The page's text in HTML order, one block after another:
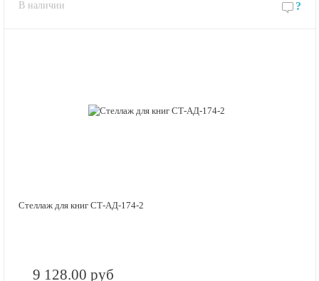
В наличии ?
Стеллаж для книг СТ-АД-174-2
9 128.00 руб